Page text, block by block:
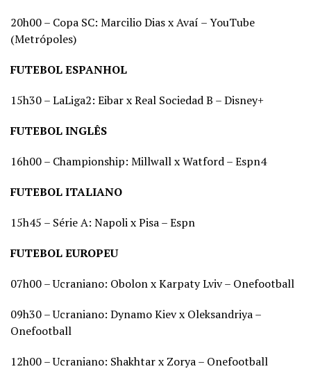
20h00 – Copa SC: Marcilio Dias x Avaí – YouTube
(Metrópoles)
FUTEBOL ESPANHOL
15h30 – LaLiga2: Eibar x Real Sociedad B – Disney+
FUTEBOL INGLÊS
16h00 – Championship: Millwall x Watford – Espn4
FUTEBOL ITALIANO
15h45 – Série A: Napoli x Pisa – Espn
FUTEBOL EUROPEU
07h00 – Ucraniano: Obolon x Karpaty Lviv – Onefootball
09h30 – Ucraniano: Dynamo Kiev x Oleksandriya –
Onefootball
12h00 – Ucraniano: Shakhtar x Zorya – Onefootball